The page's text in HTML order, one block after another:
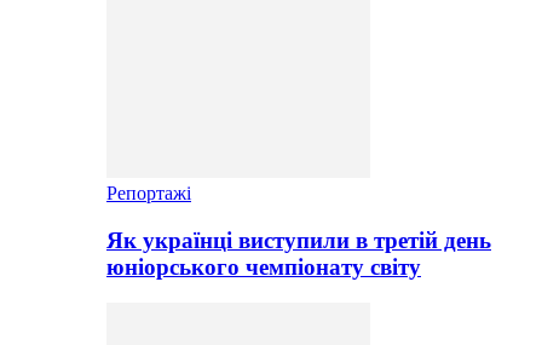
Репортажі
Як українці виступили в третій день
юніорського чемпіонату світу